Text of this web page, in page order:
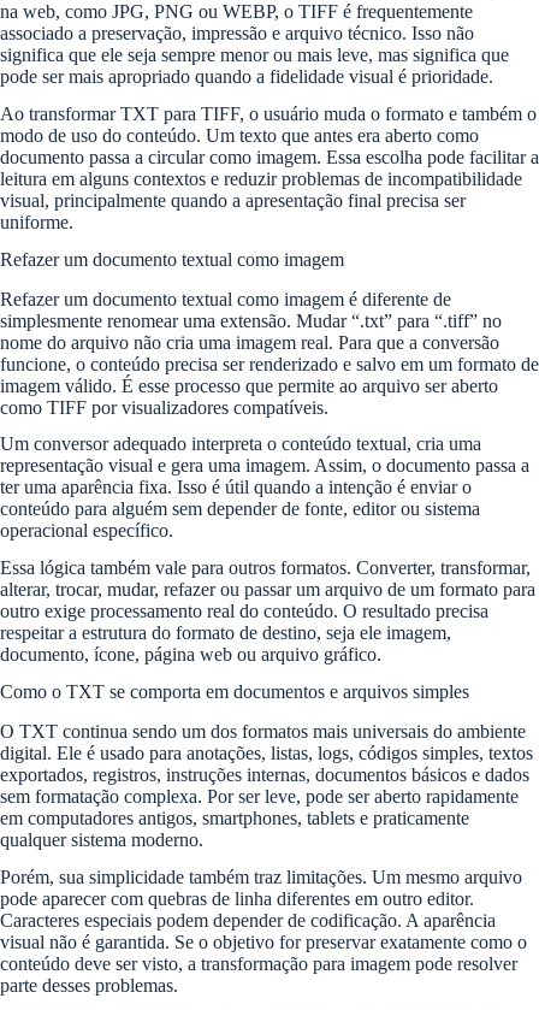
na web, como JPG, PNG ou WEBP, o TIFF é frequentemente
associado a preservação, impressão e arquivo técnico. Isso não
significa que ele seja sempre menor ou mais leve, mas significa que
pode ser mais apropriado quando a fidelidade visual é prioridade.
Ao transformar TXT para TIFF, o usuário muda o formato e também o
modo de uso do conteúdo. Um texto que antes era aberto como
documento passa a circular como imagem. Essa escolha pode facilitar a
leitura em alguns contextos e reduzir problemas de incompatibilidade
visual, principalmente quando a apresentação final precisa ser
uniforme.
Refazer um documento textual como imagem
Refazer um documento textual como imagem é diferente de
simplesmente renomear uma extensão. Mudar “.txt” para “.tiff” no
nome do arquivo não cria uma imagem real. Para que a conversão
funcione, o conteúdo precisa ser renderizado e salvo em um formato de
imagem válido. É esse processo que permite ao arquivo ser aberto
como TIFF por visualizadores compatíveis.
Um conversor adequado interpreta o conteúdo textual, cria uma
representação visual e gera uma imagem. Assim, o documento passa a
ter uma aparência fixa. Isso é útil quando a intenção é enviar o
conteúdo para alguém sem depender de fonte, editor ou sistema
operacional específico.
Essa lógica também vale para outros formatos. Converter, transformar,
alterar, trocar, mudar, refazer ou passar um arquivo de um formato para
outro exige processamento real do conteúdo. O resultado precisa
respeitar a estrutura do formato de destino, seja ele imagem,
documento, ícone, página web ou arquivo gráfico.
Como o TXT se comporta em documentos e arquivos simples
O TXT continua sendo um dos formatos mais universais do ambiente
digital. Ele é usado para anotações, listas, logs, códigos simples, textos
exportados, registros, instruções internas, documentos básicos e dados
sem formatação complexa. Por ser leve, pode ser aberto rapidamente
em computadores antigos, smartphones, tablets e praticamente
qualquer sistema moderno.
Porém, sua simplicidade também traz limitações. Um mesmo arquivo
pode aparecer com quebras de linha diferentes em outro editor.
Caracteres especiais podem depender de codificação. A aparência
visual não é garantida. Se o objetivo for preservar exatamente como o
conteúdo deve ser visto, a transformação para imagem pode resolver
parte desses problemas.